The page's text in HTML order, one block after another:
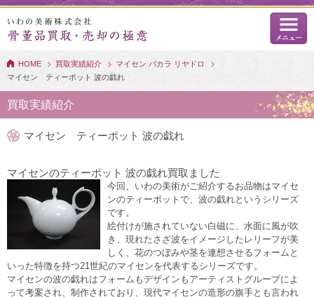
HOME 買取実績紹介
マイセン バカラ リヤドロ
マイセン ティーポット 波の戯れ
買取実績紹介
マイセン ティーポット 波の戯れ
マイセンのティーポット 波の戯れ買取ました
今回、いわの美術がご紹介するお品物はマイセ
ンのティーポットで、波の戯れというシリーズ
です。
絵付けが施されていない白磁に、水面に風が吹
き、現れたさざ波をイメージしたレリーフが美
しく、花のつぼみや茎を連想させるフォームと
いった特徴を持つ21世紀のマイセンを代表するシリーズです。
マイセンの波の戯れはフォームもデザインもアーティストグループによ
って考案され、制作されており、現代マイセンの造形の旗手とも言われ